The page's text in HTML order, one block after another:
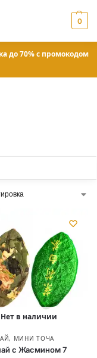
0
до 70% с промокодом
Нет в наличии
, МИНИ ТОЧА
с Жасмином 7